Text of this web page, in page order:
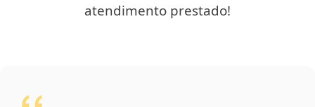
atendimento prestado!